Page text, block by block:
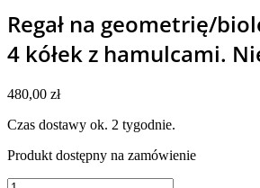
Regał na geometrię/
4 kółek z hamulcami.
480,00 zł
Czas dostawy ok. 2 tygodnie.
Produkt dostępny na zamówienie